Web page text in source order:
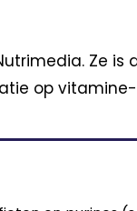
Ze
op